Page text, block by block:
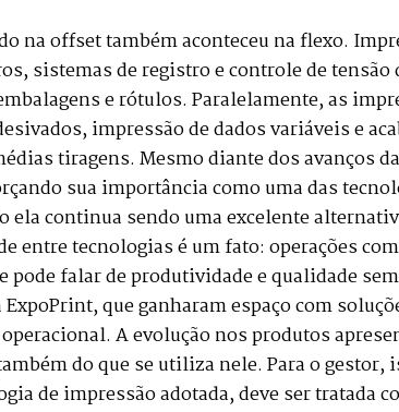
na offset também aconteceu na flexo.
sistemas de registro e controle de
e rótulos. Paralelamente, as
impressão de dados variáveis e
tiragens. Mesmo diante dos avanços
sua importância como uma das
ela continua sendo uma excelente
entre tecnologias é um fato: operações
falar de produtividade e qualidade
que ganharam espaço com
A evolução nos produtos
do que se utiliza nele. Para o
de impressão adotada, deve ser tratada